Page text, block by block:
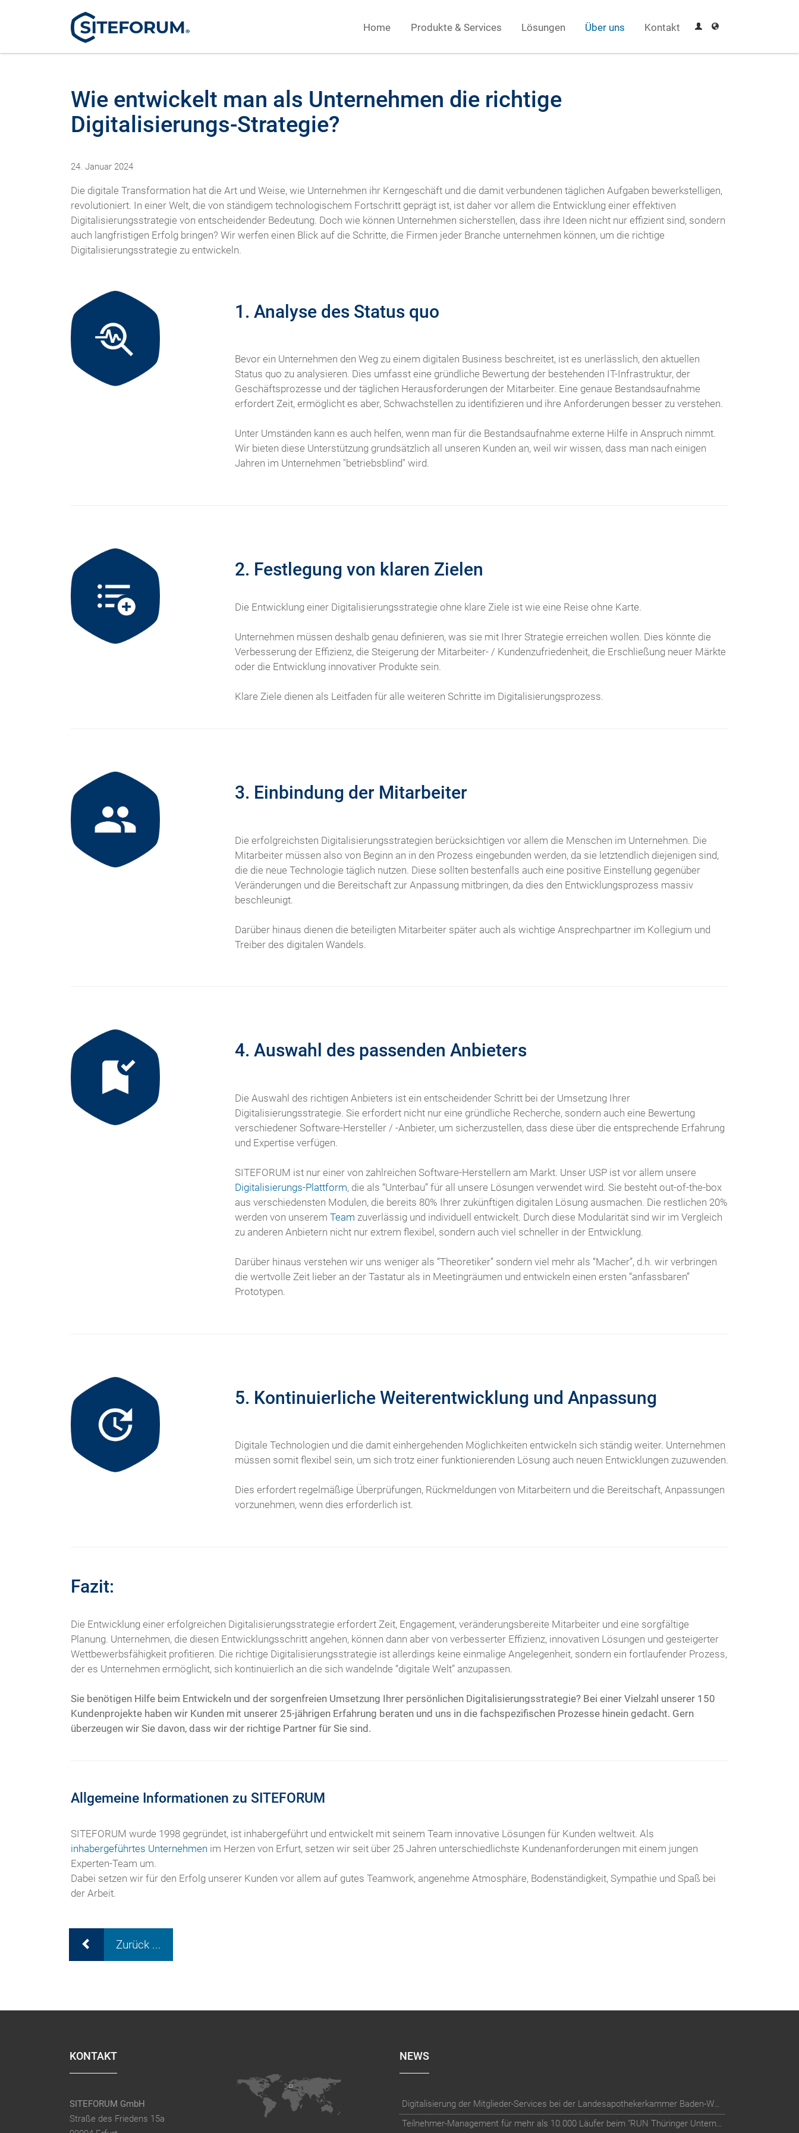
Home Produkte & Services Lösungen Über uns Kontakt
Wie entwickelt man als Unternehmen die richtige
Digitalisierungs-Strategie?
24. Januar 2024
Die digitale Transformation hat die Art und Weise, wie Unternehmen ihr Kerngeschäft und die damit verbundenen täglichen Aufgaben bewerkstelligen,
revolutioniert. In einer Welt, die von ständigem technologischem Fortschritt geprägt ist, ist daher vor allem die Entwicklung einer effektiven
Digitalisierungsstrategie von entscheidender Bedeutung. Doch wie können Unternehmen sicherstellen, dass ihre Ideen nicht nur effizient sind, sondern
auch langfristigen Erfolg bringen? Wir werfen einen Blick auf die Schritte, die Firmen jeder Branche unternehmen können, um die richtige
Digitalisierungsstrategie zu entwickeln.
1. Analyse des Status quo
Bevor ein Unternehmen den Weg zu einem digitalen Business beschreitet, ist es unerlässlich, den aktuellen
Status quo zu analysieren. Dies umfasst eine gründliche Bewertung der bestehenden IT-Infrastruktur, der
Geschäftsprozesse und der täglichen Herausforderungen der Mitarbeiter. Eine genaue Bestandsaufnahme
erfordert Zeit, ermöglicht es aber, Schwachstellen zu identifizieren und ihre Anforderungen besser zu verstehen.
Unter Umständen kann es auch helfen, wenn man für die Bestandsaufnahme externe Hilfe in Anspruch nimmt.
Wir bieten diese Unterstützung grundsätzlich all unseren Kunden an, weil wir wissen, dass man nach einigen
Jahren im Unternehmen "betriebsblind" wird.
2. Festlegung von klaren Zielen
Die Entwicklung einer Digitalisierungsstrategie ohne klare Ziele ist wie eine Reise ohne Karte.
Unternehmen müssen deshalb genau definieren, was sie mit Ihrer Strategie erreichen wollen. Dies könnte die
Verbesserung der Effizienz, die Steigerung der Mitarbeiter- / Kundenzufriedenheit, die Erschließung neuer Märkte
oder die Entwicklung innovativer Produkte sein.
Klare Ziele dienen als Leitfaden für alle weiteren Schritte im Digitalisierungsprozess.
3. Einbindung der Mitarbeiter
Die erfolgreichsten Digitalisierungsstrategien berücksichtigen vor allem die Menschen im Unternehmen. Die
Mitarbeiter müssen also von Beginn an in den Prozess eingebunden werden, da sie letztendlich diejenigen sind,
die die neue Technologie täglich nutzen. Diese sollten bestenfalls auch eine positive Einstellung gegenüber
Veränderungen und die Bereitschaft zur Anpassung mitbringen, da dies den Entwicklungsprozess massiv
beschleunigt.
Darüber hinaus dienen die beteiligten Mitarbeiter später auch als wichtige Ansprechpartner im Kollegium und
Treiber des digitalen Wandels.
4. Auswahl des passenden Anbieters
Die Auswahl des richtigen Anbieters ist ein entscheidender Schritt bei der Umsetzung Ihrer
Digitalisierungsstrategie. Sie erfordert nicht nur eine gründliche Recherche, sondern auch eine Bewertung
verschiedener Software-Hersteller / -Anbieter, um sicherzustellen, dass diese über die entsprechende Erfahrung
und Expertise verfügen.
SITEFORUM ist nur einer von zahlreichen Software-Herstellern am Markt. Unser USP ist vor allem unsere
Digitalisierungs-Plattform, die als “Unterbau” für all unsere Lösungen verwendet wird. Sie besteht out-of-the-box
aus verschiedensten Modulen, die bereits 80% Ihrer zukünftigen digitalen Lösung ausmachen. Die restlichen 20%
werden von unseremTeam zuverlässig und individuell entwickelt. Durch diese Modularität sind wir im Vergleich
zu anderen Anbietern nicht nur extrem flexibel, sondern auch viel schneller in der Entwicklung.
Darüber hinaus verstehen wir uns weniger als “Theoretiker” sondern viel mehr als “Macher”, d.h. wir verbringen
die wertvolle Zeit lieber an der Tastatur als in Meetingräumen und entwickeln einen ersten “anfassbaren”
Prototypen.
5. Kontinuierliche Weiterentwicklung und Anpassung
Digitale Technologien und die damit einhergehenden Möglichkeiten entwickeln sich ständig weiter. Unternehmen
müssen somit flexibel sein, um sich trotz einer funktionierenden Lösung auch neuen Entwicklungen zuzuwenden.
Dies erfordert regelmäßige Überprüfungen, Rückmeldungen von Mitarbeitern und die Bereitschaft, Anpassungen
vorzunehmen, wenn dies erforderlich ist.
Fazit:
Die Entwicklung einer erfolgreichen Digitalisierungsstrategie erfordert Zeit, Engagement, veränderungsbereite Mitarbeiter und eine sorgfältige
Planung. Unternehmen, die diesen Entwicklungsschritt angehen, können dann aber von verbesserter Effizienz, innovativen Lösungen und gesteigerter
Wettbewerbsfähigkeit profitieren. Die richtige Digitalisierungsstrategie ist allerdings keine einmalige Angelegenheit, sondern ein fortlaufender Prozess,
der es Unternehmen ermöglicht, sich kontinuierlich an die sich wandelnde “digitale Welt” anzupassen.
Sie benötigen Hilfe beim Entwickeln und der sorgenfreien Umsetzung Ihrer persönlichen Digitalisierungsstrategie? Bei einer Vielzahl unserer 150
Kundenprojekte haben wir Kunden mit unserer 25-jährigen Erfahrung beraten und uns in die fachspezifischen Prozesse hinein gedacht. Gern
überzeugen wir Sie davon, dass wir der richtige Partner für Sie sind.
Allgemeine Informationen zu SITEFORUM
SITEFORUM wurde 1998 gegründet, ist inhabergeführt und entwickelt mit seinem Team innovative Lösungen für Kunden weltweit. Als
inhabergeführtes Unternehmen im Herzen von Erfurt, setzen wir seit über 25 Jahren unterschiedlichste Kundenanforderungen mit einem jungen
Experten-Team um.
Dabei setzen wir für den Erfolg unserer Kunden vor allem auf gutes Teamwork, angenehme Atmosphäre, Bodenständigkeit, Sympathie und Spaß bei
der Arbeit.
Zurück ...
KONTAKT
SITEFORUM GmbH
Straße des Friedens 15a
NEWS
Digitalisierung der Mitglieder-Services bei der Landesapothekerkammer Baden-Württemberg
Teilnehmer-Management für mehr als 10.000 Läufer beim "RUN Thüringer Unternehmenslauf"